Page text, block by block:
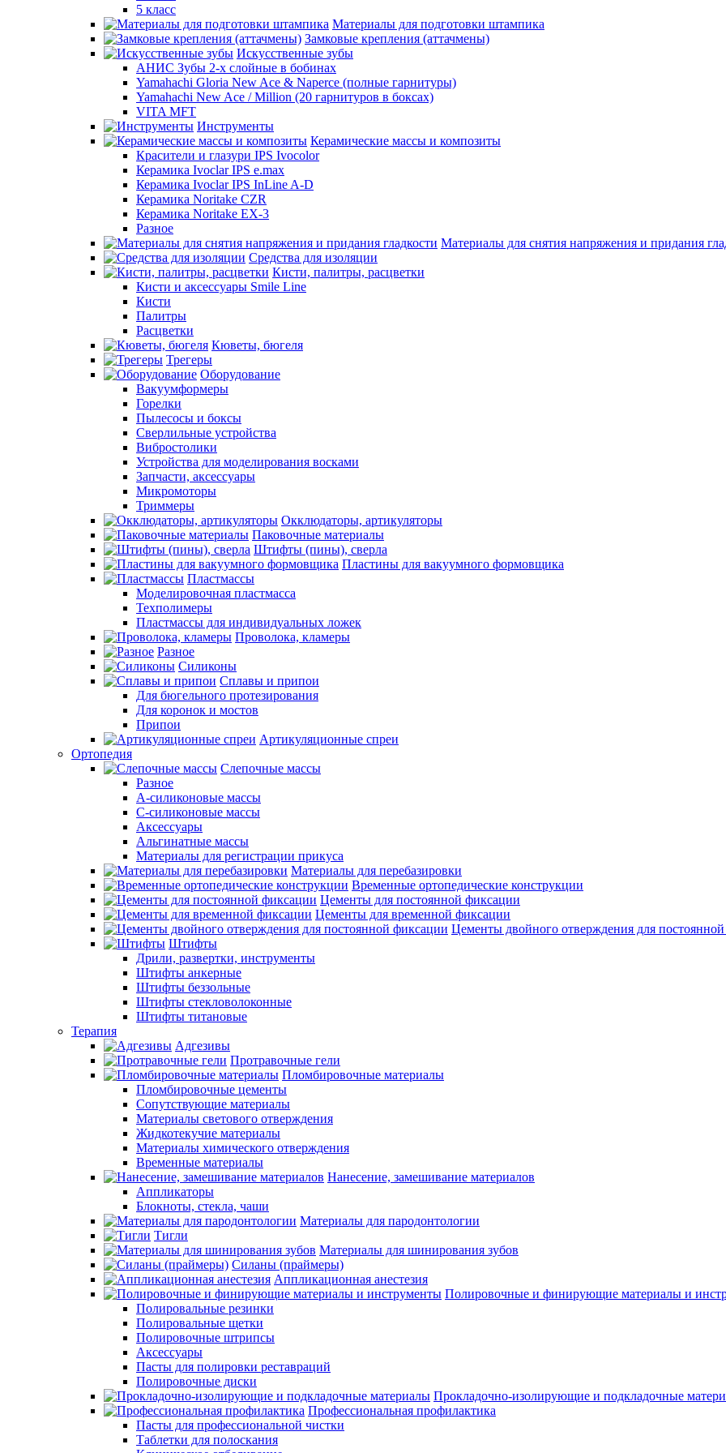
5 класс
Материалы для подготовки штампика
Замковые крепления (аттачмены)
Искусственные зубы
АНИС Зубы 2-х слойные в бобинах
Yamahachi Gloria New Ace & Naperce (полные гарнитуры)
Yamahachi New Ace / Million (20 гарнитуров в боксах)
VITA MFT
Инструменты
Керамические массы и композиты
Красители и глазури IPS Ivocolor
Керамика Ivoclar IPS e.max
Керамика Ivoclar IPS InLine A-D
Керамика Noritake CZR
Керамика Noritake EX-3
Разное
Материалы для снятия напряжения и придания
Средства для изоляции
Кисти, палитры, расцветки
Кисти и аксессуары Smile Line
Кисти
Палитры
Расцветки
Кюветы, бюгеля
Трегеры
Оборудование
Вакуумформеры
Горелки
Пылесосы и боксы
Сверлильные устройства
Вибростолики
Устройства для моделирования восками
Запчасти, аксессуары
Микромоторы
Триммеры
Окклюдаторы, артикуляторы
Паковочные материалы
Штифты (пины), сверла
Пластины для вакуумного формовщика
Пластмассы
Моделировочная пластмасса
Техполимеры
Пластмассы для индивидуальных ложек
Проволока, кламеры
Разное
Силиконы
Сплавы и припои
Для бюгельного протезирования
Для коронок и мостов
Припои
Артикуляционные спреи
Ортопедия
Слепочные массы
Разное
А-силиконовые массы
С-силиконовые массы
Аксессуары
Альгинатные массы
Материалы для регистрации прикуса
Материалы для перебазировки
Временные ортопедические конструкции
Цементы для постоянной фиксации
Цементы для временной фиксации
Цементы двойного отверждения для
Штифты
Дрили, развертки, инструменты
Штифты анкерные
Штифты беззольные
Штифты стекловолоконные
Штифты титановые
Терапия
Адгезивы
Протравочные гели
Пломбировочные материалы
Пломбировочные цементы
Сопутствующие материалы
Материалы светового отверждения
Жидкотекучие материалы
Материалы химического отверждения
Временные материалы
Нанесение, замешивание материалов
Аппликаторы
Блокноты, стекла, чаши
Материалы для пародонтологии
Тигли
Материалы для шинирования зубов
Силаны (праймеры)
Аппликационная анестезия
Полировочные и финирующие материалы и
Полировальные резинки
Полировальные щетки
Полировочные штрипсы
Аксессуары
Пасты для полировки реставраций
Полировочные диски
Прокладочно-изолирующие и подкладочные
Профессиональная профилактика
Пасты для профессиональной чистки
Таблетки для полоскания